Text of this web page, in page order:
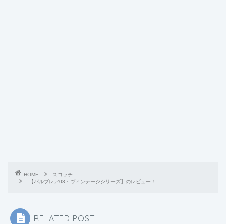
HOME
スコッチ
【バルブレア03・ヴィンテージシリーズ】のレビュー！
RELATED POST